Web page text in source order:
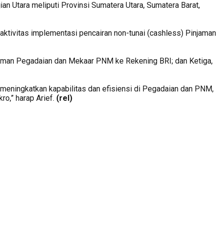
Utara meliputi Provinsi Sumatera Utara, Sumatera Barat,
implementasi pencairan non-tunai (cashless) Pinjaman
Pegadaian dan Mekaar PNM ke Rekening BRI; dan Ketiga,
kapabilitas dan efisiensi di Pegadaian dan PNM,
harap Arief. (rel)